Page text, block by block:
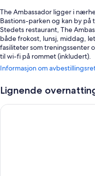
The Ambassador ligger i
Bastions-parken og kan by
Stedets restaurant, The
både frokost, lunsj, middag,
fasiliteter som treningssenter
til wi-fi på rommet (inkludert).
Du kan også glede deg over
Frokostbuffé (mot
bankettsal
Informasjon om
Lignende
Ruby Claire Hotel Geneva